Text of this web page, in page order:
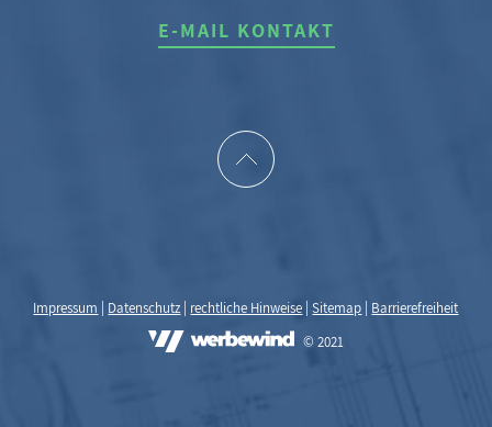
E-MAIL KONTAKT
Impressum Datenschutz rechtliche Hinweise |Sitemap Barrierefreiheit
© 2021